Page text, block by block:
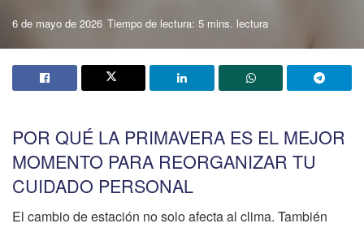
6 de mayo de 2026 Tiempo de lectura: 5 mins. lectura
POR QUÉ LA PRIMAVERA ES EL MEJOR
MOMENTO PARA REORGANIZAR TU
CUIDADO PERSONAL
El cambio de estación no solo afecta al clima. También